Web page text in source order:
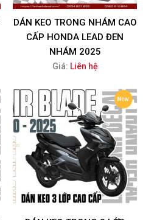
DÁN KEO TRONG NHÁM CAO
CẤP HONDA LEAD ĐEN
NHÁM 2025
Giá: Liên hệ